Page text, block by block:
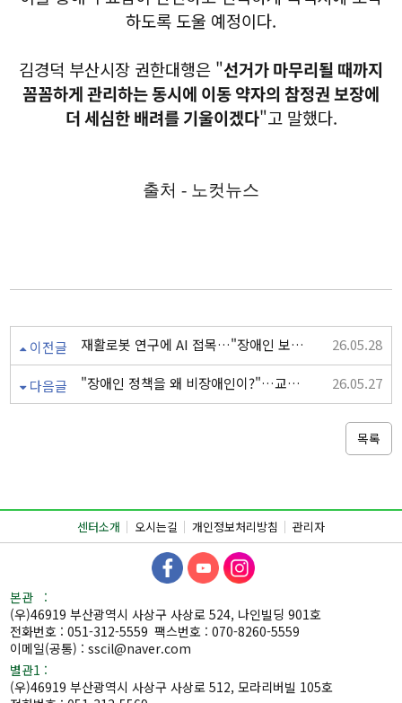
하도록 도울 예정이다.
김경덕 부산시장 권한대행은 "선거가 마무리될 때까지
꼼꼼하게 관리하는 동시에 이동 약자의 참정권 보장에
더 세심한 배려를 기울이겠다"고 말했다.
출처 - 노컷뉴스
이전글 재활로봇 연구에 AI 접목…"장애인 보행치료·건강에 도움 될 것" 26.05.28
다음글 "장애인 정책을 왜 비장애인이?"…교통약자가 바라는 세상 26.05.27
목록
센터소개 오시는길 개인정보처리방침 관리자
본관 :
(우)46919 부산광역시 사상구 사상로 524, 나인빌딩 901호
전화번호 : 051-312-5559 팩스번호 : 070-8260-5559
이메일(공통) : sscil@naver.com
별관1 :
(우)46919 부산광역시 사상구 사상로 512, 모라리버빌 105호